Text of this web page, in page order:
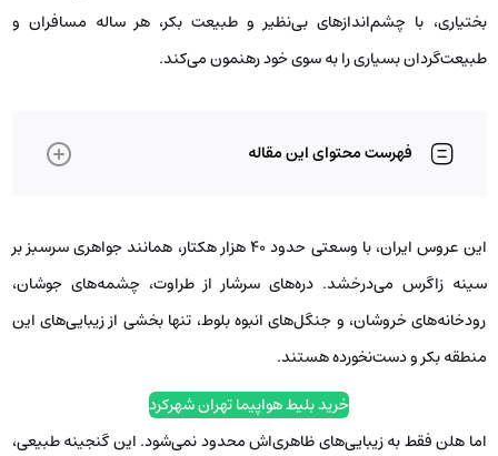
بختیاری، با چشم‌اندازهای بی‌نظیر و طبیعت بکر، هر ساله مسافران و
طبیعت‌گردان بسیاری را به سوی خود رهنمون می‌کند.
فهرست محتوای این مقاله
این عروس ایران، با وسعتی حدود 40 هزار هکتار، همانند جواهری سرسبز بر
سینه زاگرس می‌درخشد. دره‌های سرشار از طراوت، چشمه‌های جوشان،
رودخانه‌های خروشان، و جنگل‌های انبوه بلوط، تنها بخشی از زیبایی‌های این
منطقه بکر و دست‌نخورده هستند.
خرید بلیط هواپیما تهران شهرکرد
اما هلن فقط به زیبایی‌های ظاهری‌اش محدود نمی‌شود. این گنجینه طبیعی،